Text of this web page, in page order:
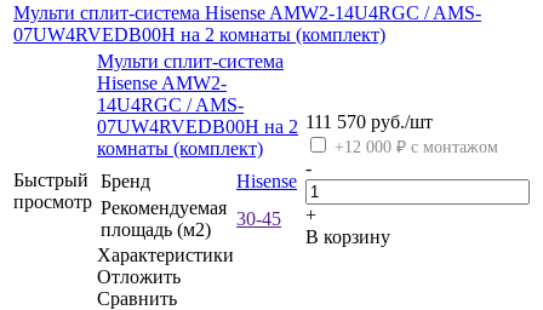
Мульти сплит-система Hisense AMW2-14U4RGC / AMS-
07UW4RVEDB00H на 2 комнаты (комплект)
Быстрый
просмотр
Мульти сплит-система
Hisense AMW2-
14U4RGC / AMS-
07UW4RVEDB00H на 2
комнаты (комплект)
Бренд
Hisense
Рекомендуемая
площадь (м2)
30-45
Характеристики
Отложить
Сравнить
111 570 руб./шт
+12 000 ₽ с монтажом
-
+
В корзину